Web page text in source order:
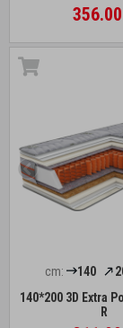
cm: 140
140*200 3D Extra
R